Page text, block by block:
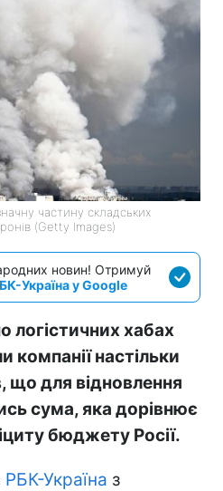
частину складських
(Getty Images)
новин! Отримуй
Україна у Google
логістичних хабах
компанії настільки
що для відновлення
сума, яка дорівнює
бюджету Росії.
РБК-Україна з